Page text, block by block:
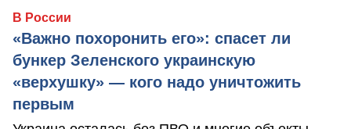
В России
«Важно похоронить его»: спасет ли
бункер Зеленского украинскую
«верхушку» — кого надо уничтожить
первым